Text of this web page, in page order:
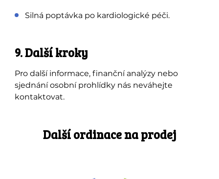
Silná poptávka po kardiologické péči.
9. Další kroky
Pro další informace, finanční analýzy nebo
sjednání osobní prohlídky nás neváhejte
kontaktovat.
Další ordinace na prodej